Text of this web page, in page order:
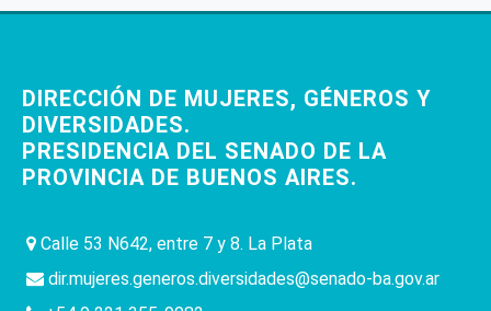
DIRECCIÓN DE MUJERES, GÉNEROS Y
DIVERSIDADES.
PRESIDENCIA DEL SENADO DE LA
PROVINCIA DE BUENOS AIRES.
Calle 53 N642, entre 7 y 8. La Plata
dir.mujeres.generos.diversidades@senado-ba.gov.ar